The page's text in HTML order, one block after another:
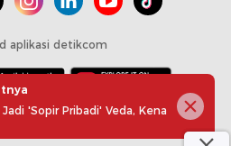
aplikasi detikcom
All right reserved
'Sopir Pribadi' Veda, Kena